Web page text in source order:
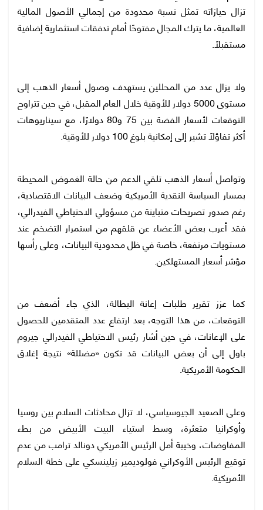
تزال حيازاته تمثل نسبة محدودة من إجمالي الأصول المالية
العالمية، ما يترك المجال مفتوحًا أمام تدفقات استثمارية إضافية
مستقبلًا.
ولا يزال عدد من المحللين يستهدف وصول أسعار الذهب إلى
مستوى 5000 دولار للأوقية خلال العام المقبل، في حين تتراوح
التوقعات لأسعار الفضة بين 75 و80 دولارًا، مع سيناريوهات
أكثر تفاؤلًا تشير إلى إمكانية بلوغ 100 دولار للأوقية.
وتواصل أسعار الذهب تلقي الدعم من حالة الغموض المحيطة
بمسار السياسة النقدية الأمريكية وضعف البيانات الاقتصادية،
رغم صدور تصريحات متباينة من مسؤولي الاحتياطي الفيدرالي،
فقد أعرب بعض الأعضاء عن قلقهم من استمرار التضخم عند
مستويات مرتفعة، خاصة في ظل محدودية البيانات، وعلى رأسها
مؤشر أسعار المستهلكين.
كما عزز تقرير طلبات إعانة البطالة، الذي جاء أضعف من
التوقعات، من هذا التوجه، بعد ارتفاع عدد المتقدمين للحصول
على الإعانات، في حين أشار رئيس الاحتياطي الفيدرالي جيروم
باول إلى أن بعض البيانات قد تكون «مضللة» نتيجة إغلاق
الحكومة الأمريكية.
وعلى الصعيد الجيوسياسي، لا تزال محادثات السلام بين روسيا
وأوكرانيا متعثرة، وسط استياء البيت الأبيض من بطء
المفاوضات، وخيبة أمل الرئيس الأمريكي دونالد ترامب من عدم
توقيع الرئيس الأوكراني فولوديمير زيلينسكي على خطة السلام
الأمريكية.